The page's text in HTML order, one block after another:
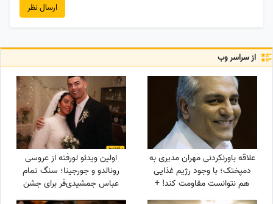
ارسال نظر
از سراسر وب
علاقه باورنکردنی مهران مدیری به
دمپختک؛ با وجود رژیم غذایی
هم نتوانست مقاومت کند! +
ویدئو
اولین ویدئو لورفته از عروسی
رونالدو و جورجینا؛ سنگ تمام
عباس جمشیدی‌فر برای جشن
نوستالژیک ستاره فوتبال!